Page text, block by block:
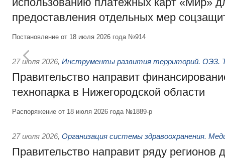
предоставления отдельных мер
Постановление от 18 июля 2026 года №914
27 июля 2026, Инструменты развития территорий. ОЭЗ.
Правительство направит
технопарка в Нижегородской области
Распоряжение от 18 июля 2026 года №1889-р
27 июля 2026, Организация системы здравоохранения.
Правительство направит ряду регионов